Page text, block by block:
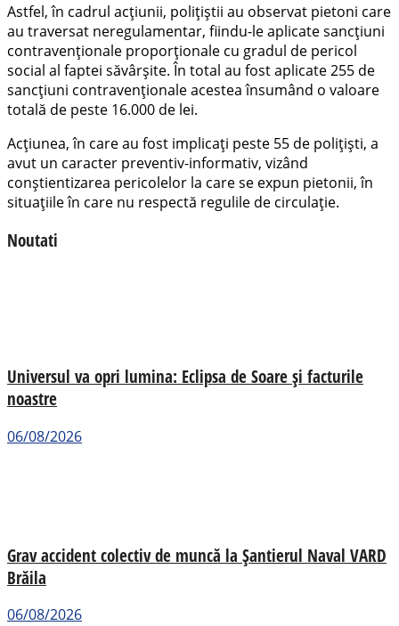
Astfel, în cadrul acțiunii, polițiștii au observat pietoni care
au traversat neregulamentar, fiindu-le aplicate sancțiuni
contravenționale proporționale cu gradul de pericol
social al faptei săvârșite. În total au fost aplicate 255 de
sancțiuni contravenționale acestea însumând o valoare
totală de peste 16.000 de lei.
Acțiunea, în care au fost implicați peste 55 de polițiști, a
avut un caracter preventiv-informativ, vizând
conștientizarea pericolelor la care se expun pietonii, în
situațiile în care nu respectă regulile de circulație.
Noutati
Universul va opri lumina: Eclipsa de Soare și facturile
noastre
06/08/2026
Grav accident colectiv de muncă la Șantierul Naval VARD
Brăila
06/08/2026